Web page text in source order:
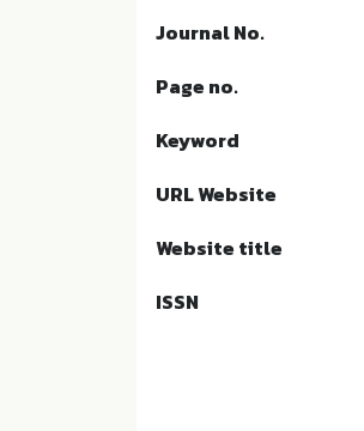
Journal No.
Page no.
Keyword
URL Website
Website title
ISSN